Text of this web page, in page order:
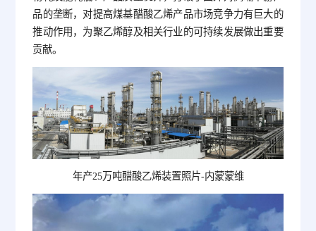
品的垄断，对提高煤基醋酸乙烯产品市场竞争力有巨大的
推动作用，为聚乙烯醇及相关行业的可持续发展做出重要
贡献。
年产25万吨醋酸乙烯装置照片-内蒙蒙维